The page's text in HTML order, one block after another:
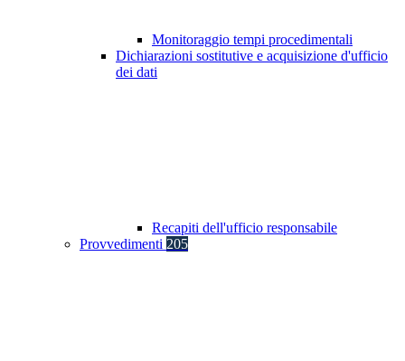
Monitoraggio tempi procedimentali
Dichiarazioni sostitutive e acquisizione d'ufficio
dei dati
Recapiti dell'ufficio responsabile
Provvedimenti 205